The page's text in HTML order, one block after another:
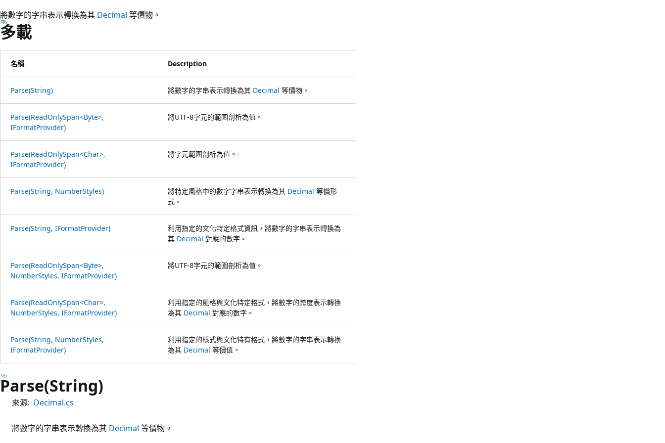
將數字的字串表示轉換為其 Decimal 等價物。
多載
名稱 Description
Parse(String) 將數字的字串表示轉換為其 Decimal 等價物。
Parse(ReadOnlySpan<Byte>,
IFormatProvider)
將UTF-8字元的範圍剖析為值。
Parse(ReadOnlySpan<Char>,
IFormatProvider)
將字元範圍剖析為值。
Parse(String, NumberStyles) 將特定風格中的數字字串表示轉換為其 Decimal 等價形
式。
Parse(String, IFormatProvider)
利用指定的文化特定格式資訊，將數字的字串表示轉換為
其 Decimal 對應的數字。
Parse(ReadOnlySpan<Byte>,
NumberStyles, IFormatProvider)
將UTF-8字元的範圍剖析為值。
Parse(ReadOnlySpan<Char>,
NumberStyles, IFormatProvider)
利用指定的風格與文化特定格式，將數字的跨度表示轉換
為其 Decimal 對應的數字。
Parse(String, NumberStyles,
IFormatProvider)
利用指定的樣式與文化特有格式，將數字的字串表示轉換
為其 Decimal 等價值。
Parse(String)
來源: Decimal.cs
將數字的字串表示轉換為其 Decimal 等價物。